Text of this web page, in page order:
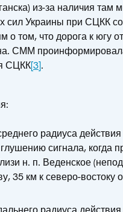
из-за наличия там
сил Украины при СЦКК
о том, что дорога к югу
СММ
СЦКК[3].
радиуса действия
сигнала, когда
н. п. Веденское
35 км к северо-востоку